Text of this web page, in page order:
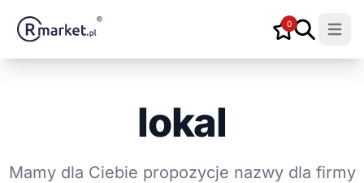
0
Open
lokal
Mamy dla Ciebie propozycje nazwy dla firmy